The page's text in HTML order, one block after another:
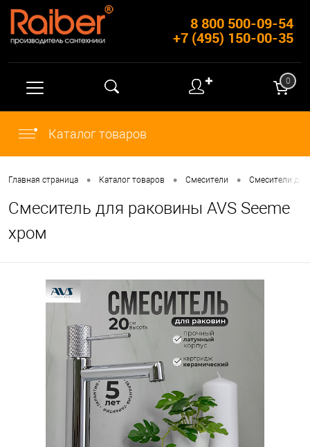
8 800 500-09-54
+7 (495) 150-00-35
✚ 0
Каталог товаров
Главная страница • Каталог товаров • Смесители • Смесители
Смеситель для раковины AVS Seeme
хром